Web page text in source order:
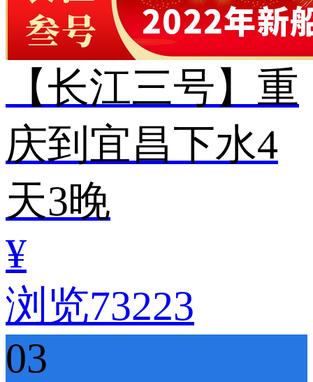
【长江三号】重
庆到宜昌下水4
天3晚
¥
浏览73223
03